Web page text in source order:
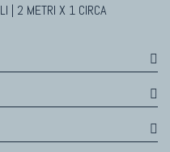
| 2 METRI X 1 CIRCA